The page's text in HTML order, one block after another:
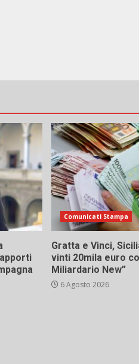
Comunicati Stampa
Gratta e Vinci,
vinti 20mila euro
Miliardario New”
6 Agosto 2026